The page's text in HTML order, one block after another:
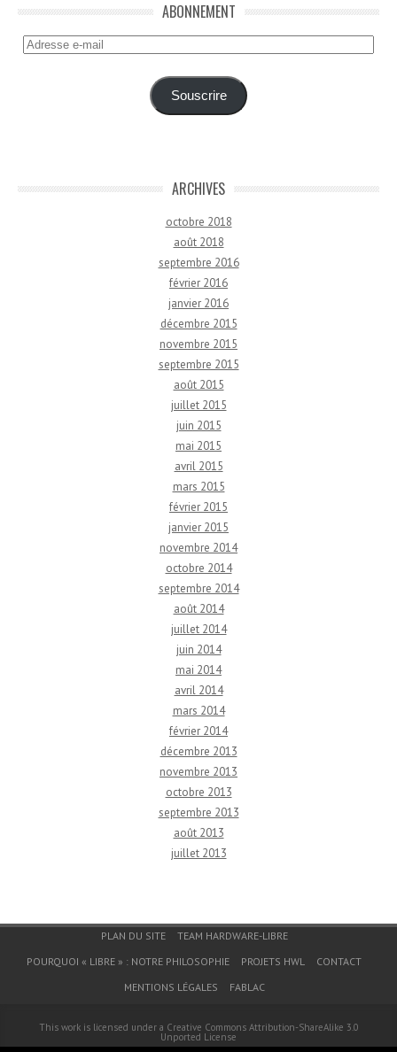
ABONNEMENT
Adresse
Souscrire
ARCHIVES
octobre 2018
août 2018
septembre 2016
février 2016
janvier 2016
décembre 2015
novembre 2015
septembre 2015
août 2015
juillet 2015
juin 2015
mai 2015
avril 2015
mars 2015
février 2015
janvier 2015
novembre 2014
octobre 2014
septembre 2014
août 2014
juillet 2014
juin 2014
mai 2014
avril 2014
mars 2014
février 2014
décembre 2013
novembre 2013
octobre 2013
septembre 2013
août 2013
juillet 2013
Menu du bas de pagePLAN DU SITE
TEAM HARDWARE-LIBRE
POURQUOI « LIBRE » : NOTRE PHILOSOPHIE
PROJETS HWL
CONTACT
MENTIONS LÉGALES
FABLAC
This work is licensed under a Creative Commons Attribution-ShareAlike 3.0
Unported License